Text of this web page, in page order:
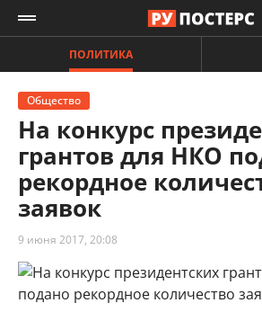
ПОЛИТИКА
Общество
На конкурс
грантов для НКО
рекордное
заявок
9 июня 2017, 20:08